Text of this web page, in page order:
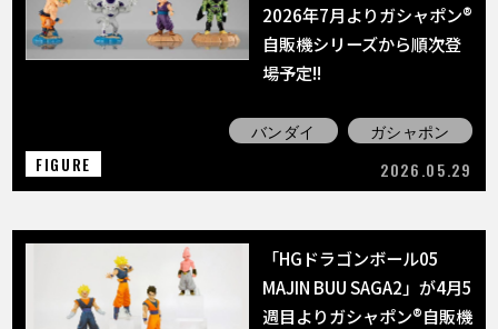
2026年7月よりガシャポン®
自販機シリーズから順次登
場予定!!
バンダイ
ガシャポン
FIGURE
2026.05.29
「HGドラゴンボール05
MAJIN BUU SAGA2」が4月5
週目よりガシャポン®自販機